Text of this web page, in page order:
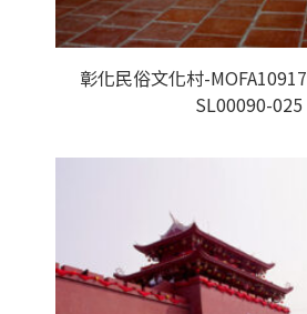
彰化民俗文化村-
SL00090-025